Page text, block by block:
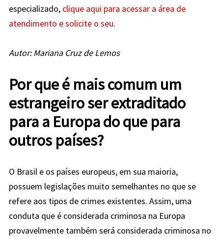
especializado, clique aqui para acessar a área de
atendimento e solicite o seu.
Autor: Mariana Cruz de Lemos
Por que é mais comum um
estrangeiro ser extraditado
para a Europa do que para
outros países?
O Brasil e os países europeus, em sua maioria,
possuem legislações muito semelhantes no que se
refere aos tipos de crimes existentes. Assim, uma
conduta que é considerada criminosa na Europa
provavelmente também será considerada criminosa no